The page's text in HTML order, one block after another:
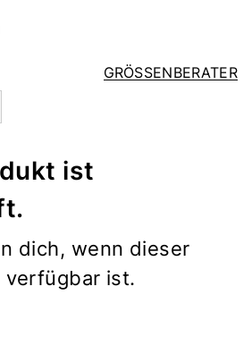
GRÖSSENBERATER
ist
dich, wenn dieser
ist.